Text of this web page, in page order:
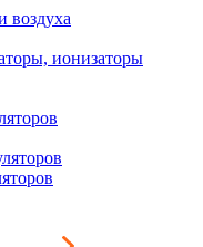
воздуха
ионизаторы